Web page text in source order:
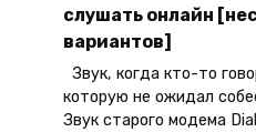
слушать онлайн
вариантов]
Звук, когда кто-то
которую не ожидал
Звук старого модема